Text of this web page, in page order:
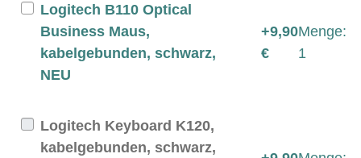
Logitech B110 Optical
Business Maus,
kabelgebunden, schwarz,
NEU
+9,90
€
Menge:
1
Logitech Keyboard K120,
kabelgebunden, schwarz,